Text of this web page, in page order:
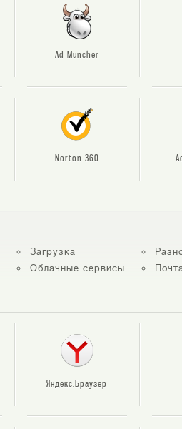
Ad Muncher
Norton 360
Загрузка
Облачные сервисы
Яндекс.Браузер